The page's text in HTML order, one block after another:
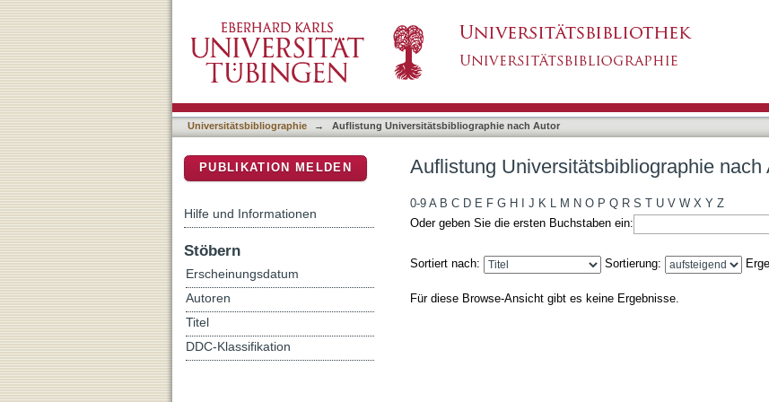
Universitätsbibliographie → Auflistung Universitätsbibliographie nach Autor
Auflistung Universitätsbibliographie
0-9 A B C D E F G H J K L M N O P Q R S T U V W X Y Z
Oder geben Sie die ersten Buchstaben ein:
Sortiert nach: Sortierung:
Für diese Browse-Ansicht gibt es keine Ergebnisse.
PUBLIKATION MELDEN
Hilfe und Informationen
Stöbern
Erscheinungsdatum
Autoren
Titel
DDC-Klassifikation